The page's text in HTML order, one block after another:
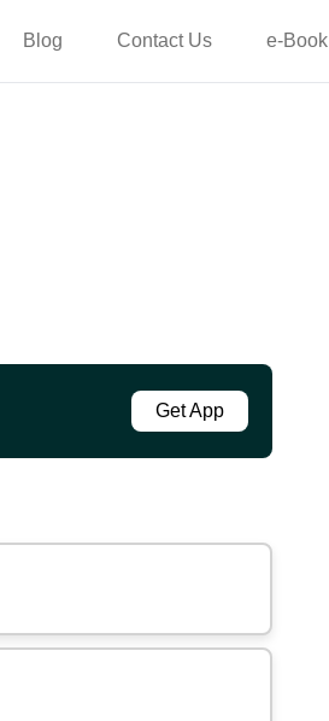
Blog Contact Us e-Book
Get App